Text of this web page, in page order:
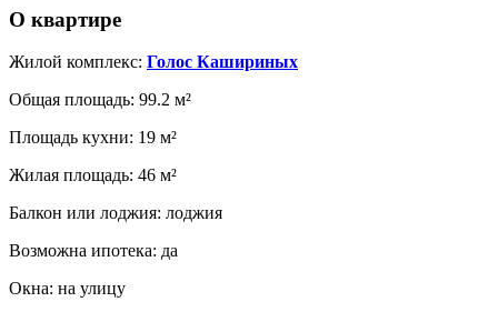
О квартире
Жилой комплекс: Голос Кашириных
Общая площадь: 99.2 м²
Площадь кухни: 19 м²
Жилая площадь: 46 м²
Балкон или лоджия: лоджия
Возможна ипотека: да
Окна: на улицу